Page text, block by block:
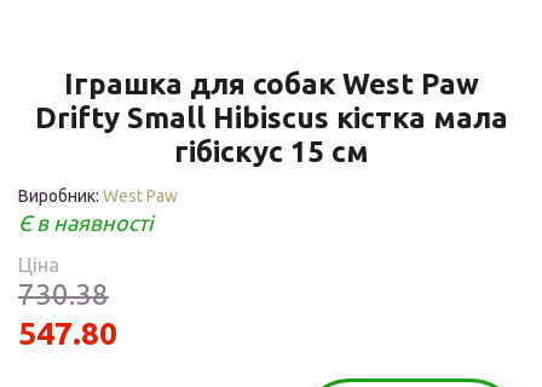
Іграшка для собак West Paw
Drifty Small Hibiscus кістка мала
гібіскус 15 см
Виробник: West Paw
Є в наявності
Ціна
730.38
547.80